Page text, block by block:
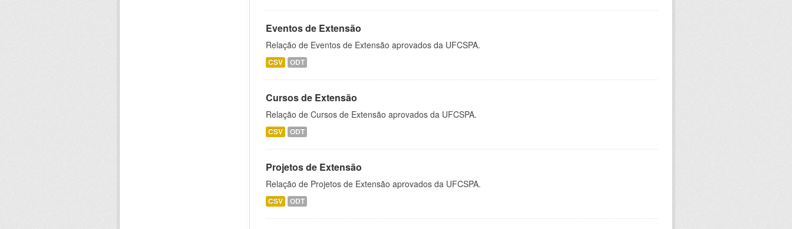
Eventos de Extensão
Relação de Eventos de Extensão aprovados da UFCSPA.
CSV ODT
Cursos de Extensão
Relação de Cursos de Extensão aprovados da UFCSPA.
CSV ODT
Projetos de Extensão
Relação de Projetos de Extensão aprovados da UFCSPA.
CSV ODT